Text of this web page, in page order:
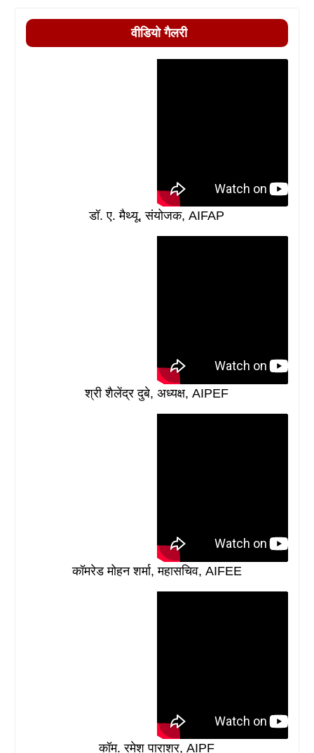
वीडियो गैलरी
डॉ. ए. मैथ्यू, संयोजक, AIFAP
श्री शैलेंद्र दुबे, अध्यक्ष, AIPEF
कॉमरेड मोहन शर्मा, महासचिव, AIFEE
कॉम. रमेश पाराशर, AIPF